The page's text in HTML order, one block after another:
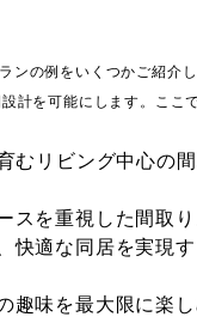
ンの例をいくつかご紹介し
計を可能にします。ここで
むリビング中心の
スを重視した間取り
快適な同居を実現す
趣味を最大限に楽し